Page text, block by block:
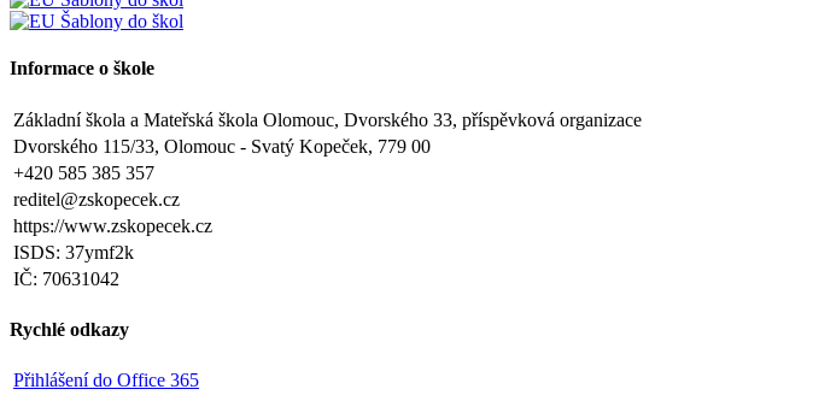
Informace o škole
Základní škola a Mateřská škola Olomouc, Dvorského 33, příspěvková organizace
Dvorského 115/33, Olomouc - Svatý Kopeček, 779 00
+420 585 385 357
reditel@zskopecek.cz
https://www.zskopecek.cz
ISDS: 37ymf2k
IČ: 70631042
Rychlé odkazy
Přihlášení do Office 365